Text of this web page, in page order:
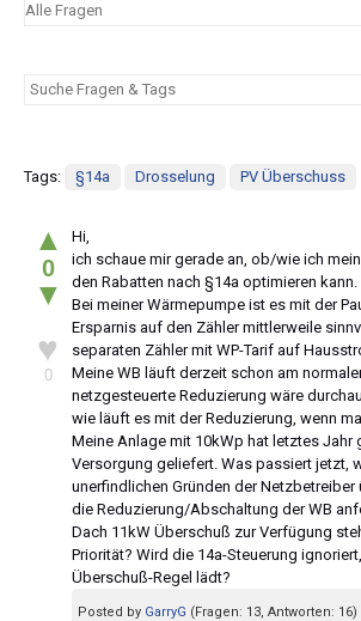
Tags: §14a Drosselung PV Überschuss
▲
0
▼
♥
0
Hi,
ich schaue mir gerade an, ob/wie ich
den Rabatten nach §14a optimieren kann.
Bei meiner Wärmepumpe ist es mit der
Ersparnis auf den Zähler mittlerweile
separaten Zähler mit WP-Tarif auf
Meine WB läuft derzeit schon am
netzgesteuerte Reduzierung wäre
wie läuft es mit der Reduzierung, wenn
Meine Anlage mit 10kWp hat letztes Jahr
Versorgung geliefert. Was passiert jetzt,
unerfindlichen Gründen der Netzbetreiber
die Reduzierung/Abschaltung der WB
Dach 11kW Überschuß zur Verfügung
Priorität? Wird die 14a-Steuerung
Überschuß-Regel lädt?
Posted by GarryG (Fragen: 13, Antworten: 16)